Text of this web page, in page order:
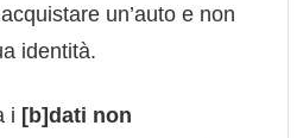
un’auto e non
identità.
i [b]dati non